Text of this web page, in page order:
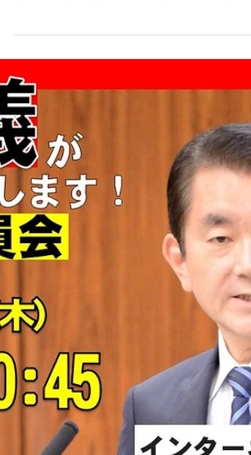
【募集】党員・協力党員
（サポーターズ）の募集開
始！
２０２５．４．１７ ２０２５年、ことしも党
員・協力党員（サポーターズ）の募集を開始
ました。 おかげ様で、昨年は所属国会議員１
６名の総支部のなかで６位に、ここ最近はベ
トテン入りさせていただいております。 皆様
も、私の支部で党員・サポーターにごご登録
てください。...